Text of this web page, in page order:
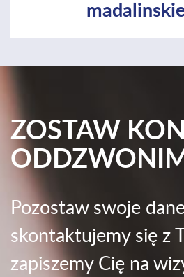
ZOSTAW
Pozostaw swoje
skontaktujemy się z
zapiszemy Cię na